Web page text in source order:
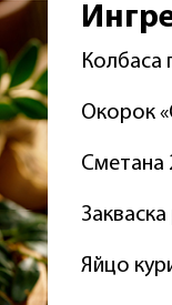
Колбаса
Окорок
Яйцо